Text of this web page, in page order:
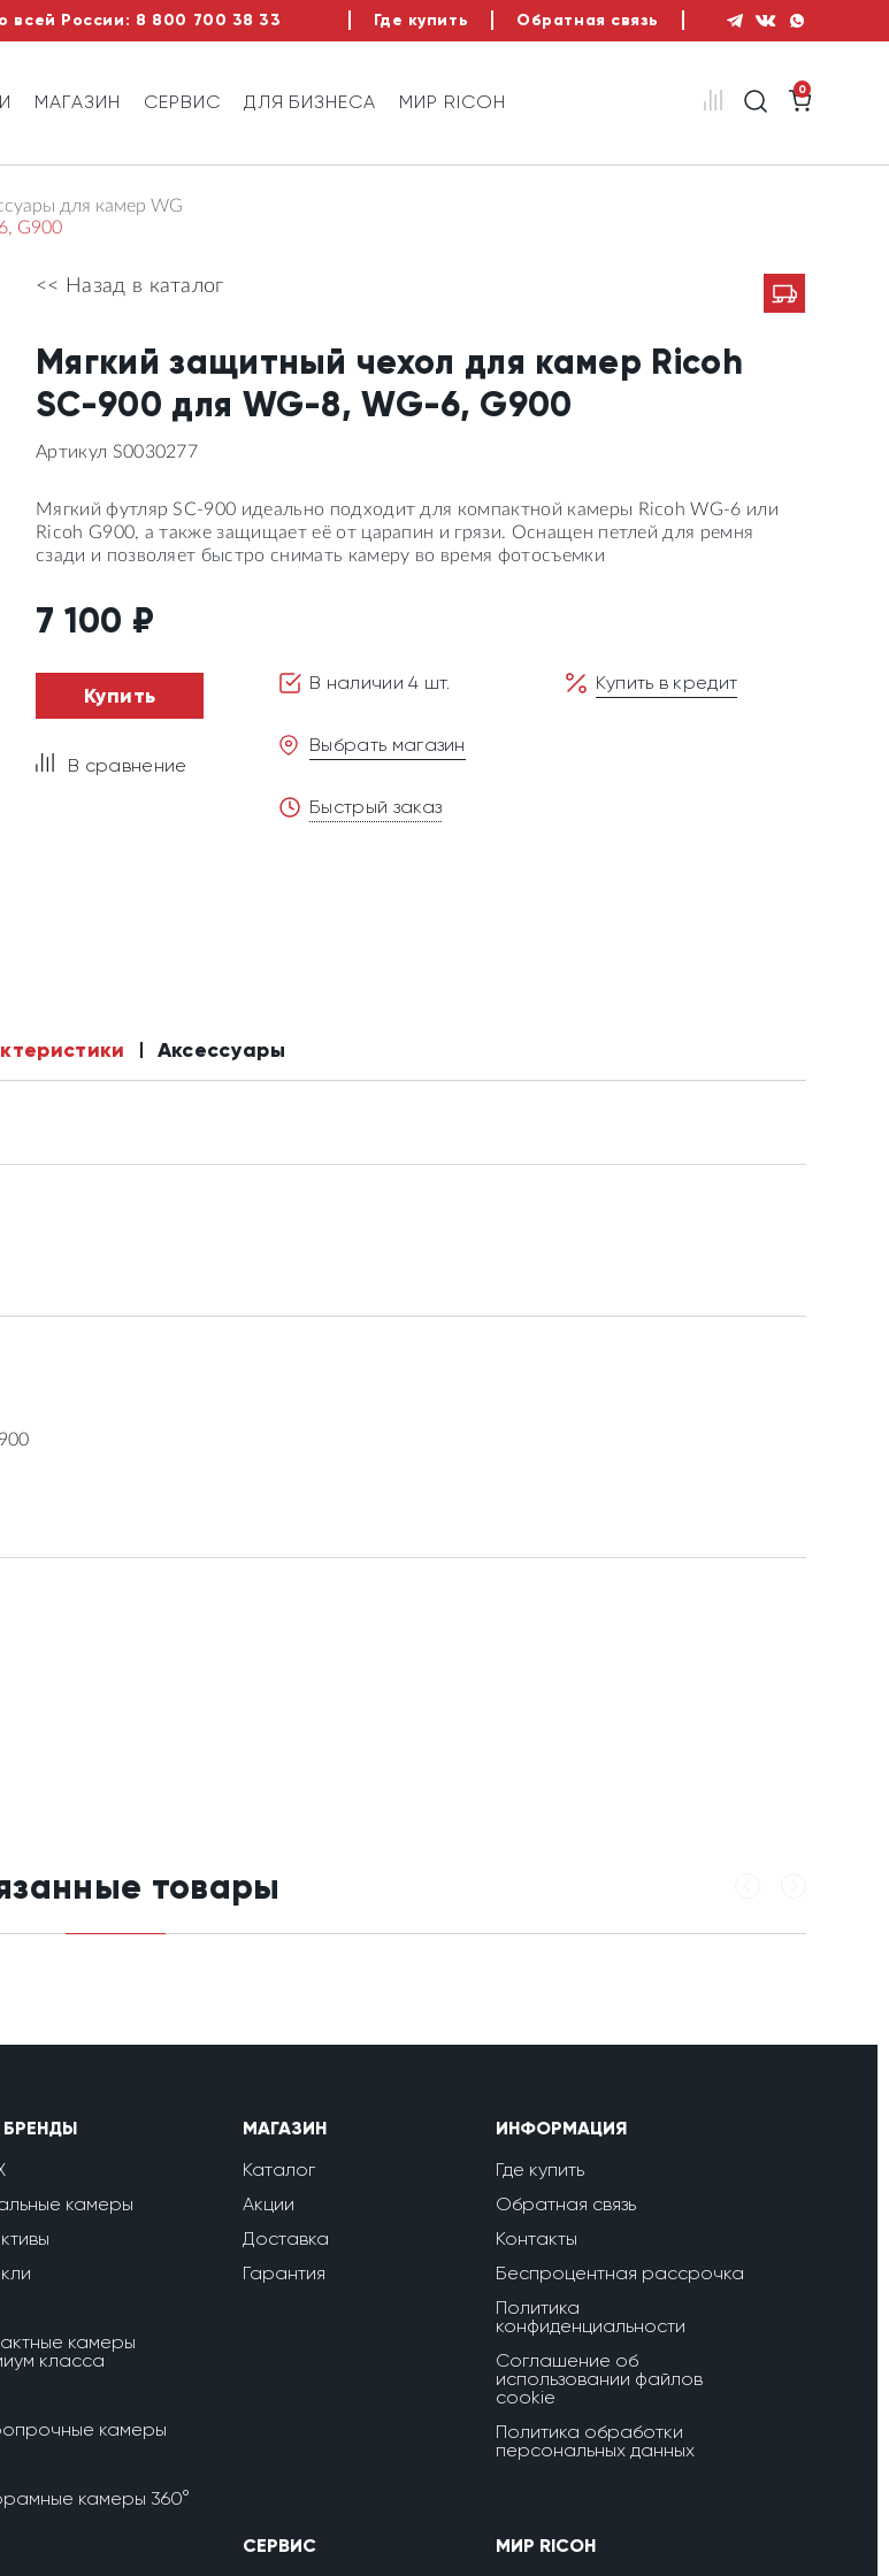
всей России: 8 800 700 38 33 Где купить Обратная связь
МАГАЗИН СЕРВИС ДЛЯ БИЗНЕСА МИР RICOH
0
для камер WG
G900
<< Назад в каталог
Мягкий защитный чехол для камер Ricoh
SC-900 для WG-8, WG-6, G900
Артикул S0030277
Мягкий футляр SC-900 идеально подходит для компактной камеры Ricoh WG-6 или
Ricoh G900, а также защищает её от царапин и грязи. Оснащен петлей для ремня
сзади и позволяет быстро снимать камеру во время фотосъемки
7 100 ₽
Купить
В сравнение
В наличии 4 шт.
Выбрать магазин
Быстрый заказ
Купить в кредит
Аксессуары
товары
камеры
камеры
класса
камеры
камеры 360°
МАГАЗИН
Каталог
Акции
Доставка
Гарантия
ИНФОРМАЦИЯ
Где купить
Обратная связь
Контакты
Беспроцентная рассрочка
Политика
конфиденциальности
Соглашение об
использовании файлов
cookie
Политика обработки
персональных данных
СЕРВИС МИР RICOH